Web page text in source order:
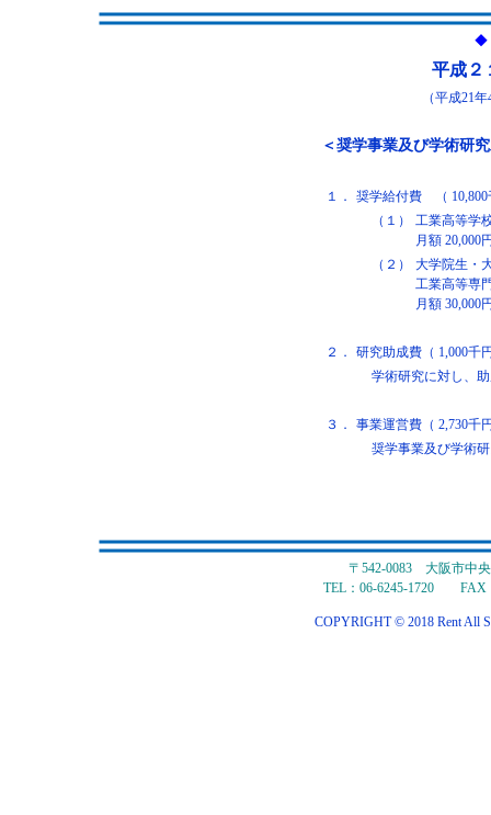
◆
平成
（平成21
＜奨学事業及び学術研
１．
奨学給付費 （ 10,800
（１）
工業高等学
月額 20,000
（２）
大学院生・
工業高等専
月額 30,000
２．
研究助成費（ 1,000千
学術研究に対し、
３．
事業運営費（ 2,730千
奨学事業及び学術
〒542-0083 大阪市中
TEL：06-6245-1720 FAX
COPYRIGHT © 2018 Rent All